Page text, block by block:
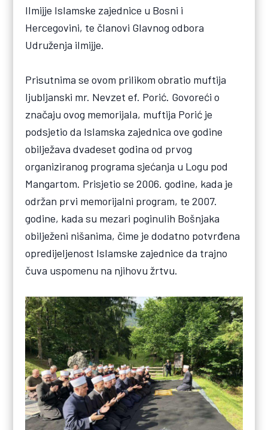
Ilmijje Islamske zajednice u Bosni i
Hercegovini, te članovi Glavnog odbora
Udruženja ilmijje.
Prisutnima se ovom prilikom obratio muftija
ljubljanski mr. Nevzet ef. Porić. Govoreći o
značaju ovog memorijala, muftija Porić je
podsjetio da Islamska zajednica ove godine
obilježava dvadeset godina od prvog
organiziranog programa sjećanja u Logu pod
Mangartom. Prisjetio se 2006. godine, kada je
održan prvi memorijalni program, te 2007.
godine, kada su mezari poginulih Bošnjaka
obilježeni nišanima, čime je dodatno potvrđena
opredijeljenost Islamske zajednice da trajno
čuva uspomenu na njihovu žrtvu.